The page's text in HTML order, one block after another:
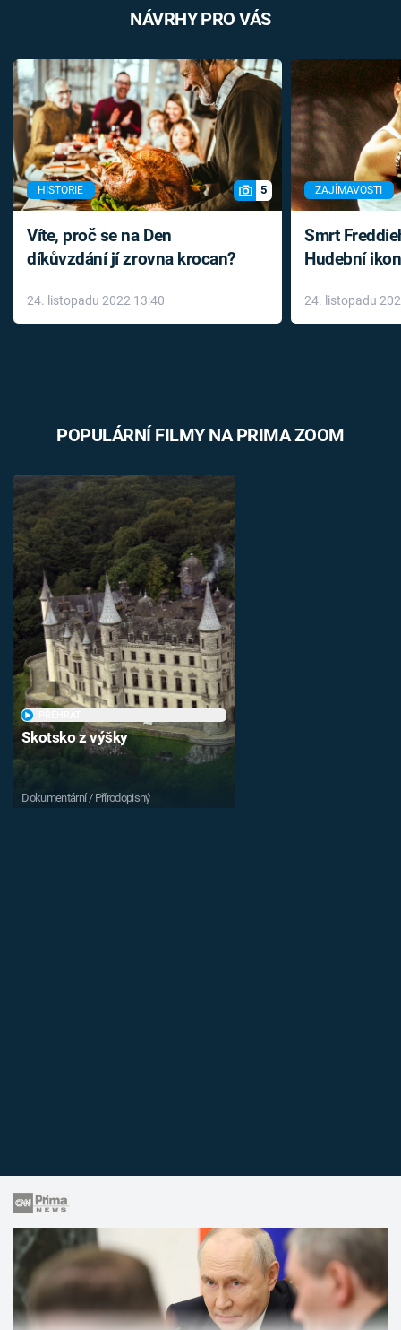
NÁVRHY PRO VÁS
HISTORIE 5
Víte, proč se na Den
díkůvzdání jí zrovna krocan?
24. listopadu 2022 13:40
ZAJÍMAVOSTI
Smrt
Hudební
léky
24. listopadu
POPULÁRNÍ FILMY NA PRIMA ZOOM
Skotsko z výšky
Dokumentární / Přírodopisný